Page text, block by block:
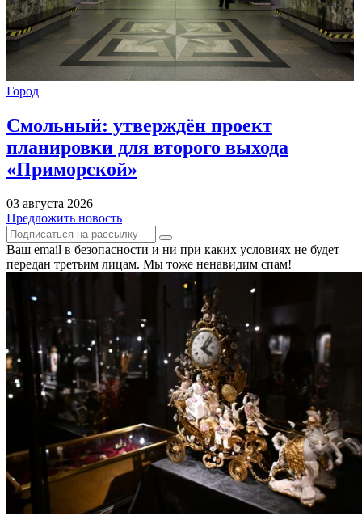
Город
Смольный: утверждён проект
планировки для второго выхода
«Приморской»
03 августа 2026
Предложить новость
Ваш email в безопасности и ни при каких условиях не будет
передан третьим лицам. Мы тоже ненавидим спам!